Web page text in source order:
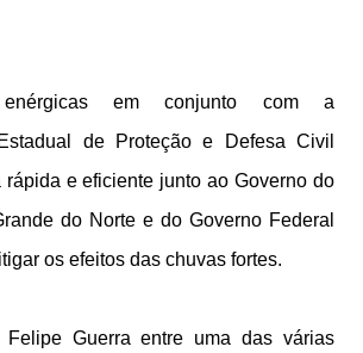
em conjunto com a
de Proteção e Defesa Civil
rápida e eficiente junto ao Governo do
do Norte e do Governo Federal
os efeitos das chuvas fortes.
Guerra entre uma das várias